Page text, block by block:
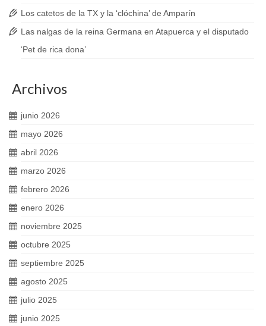
Los catetos de la TX y la ‘clóchina’ de Amparín
Las nalgas de la reina Germana en Atapuerca y el disputado
‘Pet de rica dona’
Archivos
junio 2026
mayo 2026
abril 2026
marzo 2026
febrero 2026
enero 2026
noviembre 2025
octubre 2025
septiembre 2025
agosto 2025
julio 2025
junio 2025